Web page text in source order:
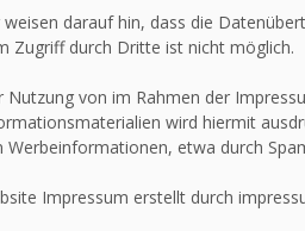
weisen darauf hin, dass die
Zugriff durch Dritte ist nicht möglich.
Nutzung von im Rahmen der
wird hiermit
Werbeinformationen, etwa durch
Impressum erstellt durch